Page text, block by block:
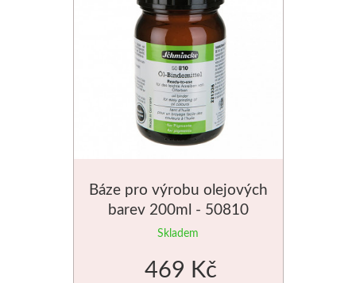
Schmincke
Olej
Akryl
Akvarel
Speedball
Báze pro výrobu olejových
barev 200ml - 50810
Skladem
469 Kč